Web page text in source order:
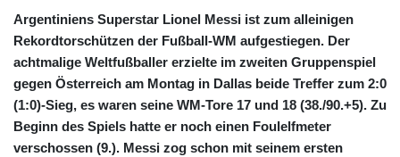
Argentiniens Superstar Lionel Messi ist zum alleinigen
Rekordtorschützen der Fußball-WM aufgestiegen. Der
achtmalige Weltfußballer erzielte im zweiten Gruppenspiel
gegen Österreich am Montag in Dallas beide Treffer zum 2:0
(1:0)-Sieg, es waren seine WM-Tore 17 und 18 (38./90.+5). Zu
Beginn des Spiels hatte er noch einen Foulelfmeter
verschossen (9.). Messi zog schon mit seinem ersten